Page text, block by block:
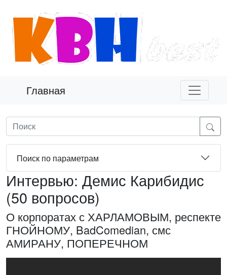
Главная
Поиск по параметрам
Интервью: Демис Карибидис
(50 вопросов)
О корпоратах с ХАРЛАМОВЫМ, респекте
ГНОЙНОМУ, BadComedian, смс
АМИРАНУ, ПОПЕРЕЧНОМ